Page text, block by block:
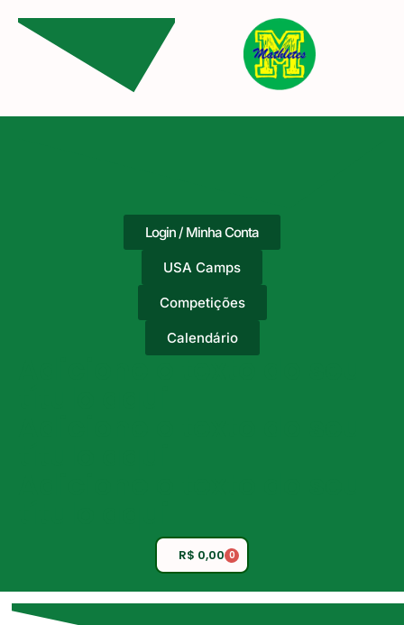
Login / Minha Conta
USA Camps
Competições
Calendário
Adicione o texto do seu
R$ 0,00 0